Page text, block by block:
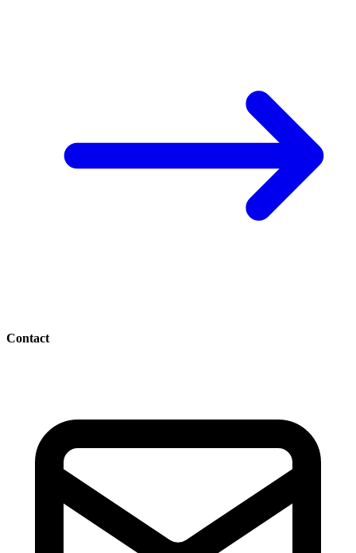
Contact